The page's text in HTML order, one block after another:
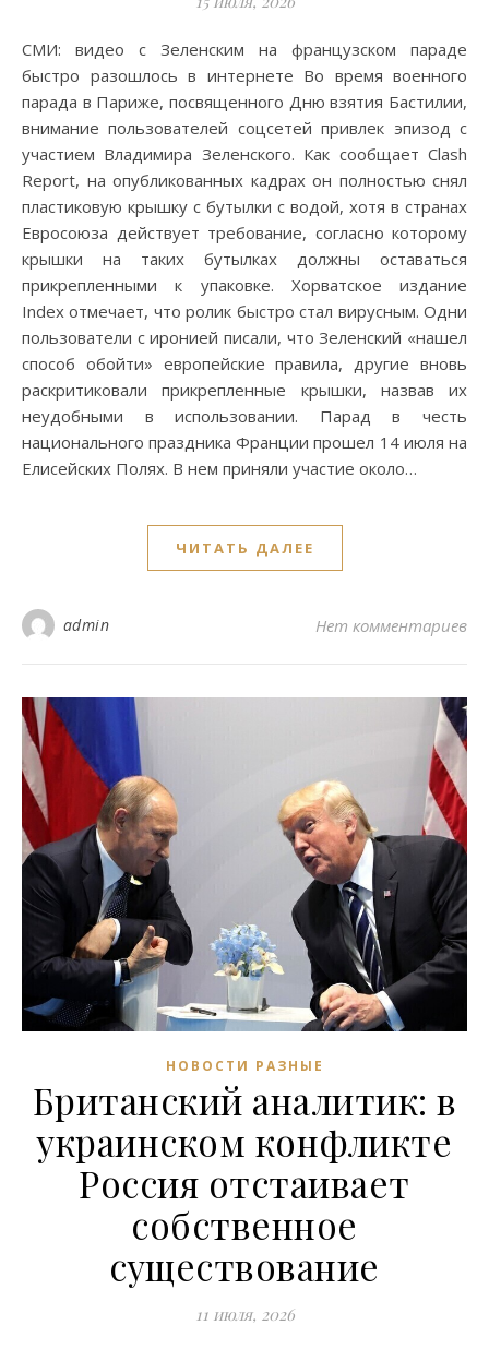
СМИ: видео с Зеленским на французском параде
быстро разошлось в интернете Во время военного
парада в Париже, посвященного Дню взятия Бастилии,
внимание пользователей соцсетей привлек эпизод с
участием Владимира Зеленского. Как сообщает Clash
Report, на опубликованных кадрах он полностью снял
пластиковую крышку с бутылки с водой, хотя в странах
Евросоюза действует требование, согласно которому
крышки на таких бутылках должны оставаться
прикрепленными к упаковке. Хорватское издание
Index отмечает, что ролик быстро стал вирусным. Одни
пользователи с иронией писали, что Зеленский «нашел
способ обойти» европейские правила, другие вновь
раскритиковали прикрепленные крышки, назвав их
неудобными в использовании. Парад в честь
национального праздника Франции прошел 14 июля на
Елисейских Полях. В нем приняли участие около…
ЧИТАТЬ ДАЛЕЕ
admin Нет комментариев
НОВОСТИ РАЗНЫЕ
Британский аналитик: в
украинском конфликте
Россия отстаивает
собственное
существование
11 июля, 2026